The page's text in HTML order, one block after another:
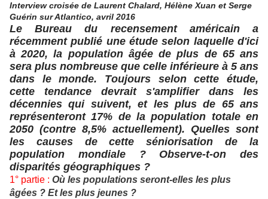
Interview croisée de Laurent Chalard, Hélène Xuan et Serge
Guérin sur Atlantico, avril 2016
Le Bureau du recensement américain a
récemment publié une étude selon laquelle d'ici
à 2020, la population âgée de plus de 65 ans
sera plus nombreuse que celle inférieure à 5 ans
dans le monde. Toujours selon cette étude,
cette tendance devrait s'amplifier dans les
décennies qui suivent, et les plus de 65 ans
représenteront 17% de la population totale en
2050 (contre 8,5% actuellement). Quelles sont
les causes de cette séniorisation de la
population mondiale ? Observe-t-on des
disparités géographiques ?
1° partie : Où les populations seront-elles les plus
âgées ? Et les plus jeunes ?